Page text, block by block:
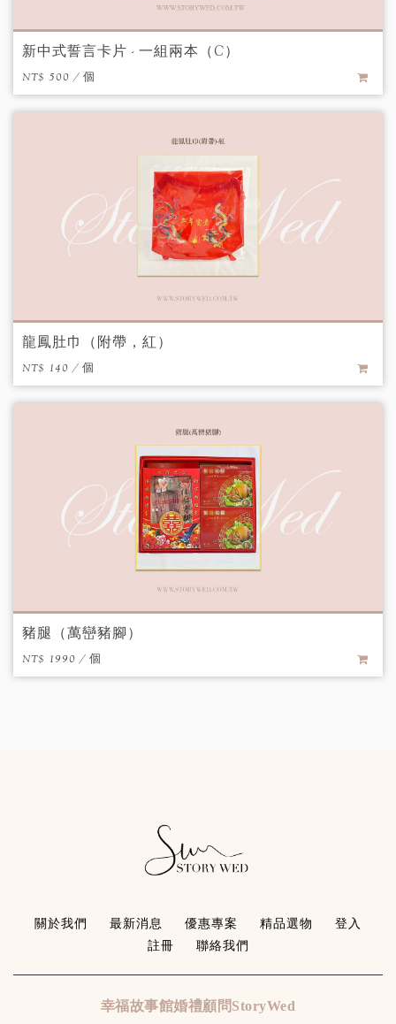
新中式誓言卡片 - 一組兩本（C）
NT$ 500 / 個
龍鳳肚巾（附帶，紅）
NT$ 140 / 個
豬腿（萬巒豬腳）
NT$ 1990 / 個
關於我們 最新消息 優惠專案 精品選物
登入
註冊
聯絡我們
幸福故事館婚禮顧問StoryWed